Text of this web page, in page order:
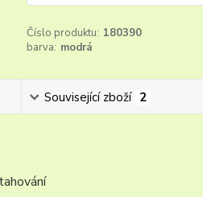
Číslo produktu: 180390
barva: modrá
Související zboží 2